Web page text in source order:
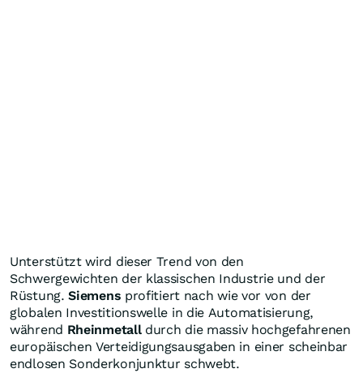
Unterstützt wird dieser Trend von den
Schwergewichten der klassischen Industrie und der
Rüstung.Siemens profitiert nach wie vor von der
globalen Investitionswelle in die Automatisierung,
während Rheinmetalldurch die massiv hochgefahrenen
europäischen Verteidigungsausgaben in einer scheinbar
endlosen Sonderkonjunktur schwebt.